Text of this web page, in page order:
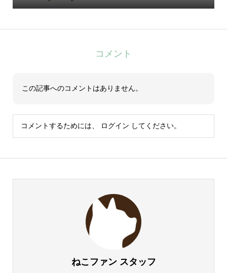
コメント
この記事へのコメントはありません。
コメントするためには、 ログイン してください。
ねこファン スタッフ